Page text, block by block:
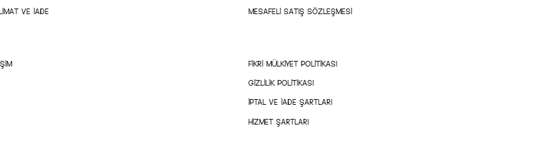
VE İADE MESAFELİ SATIŞ SÖZLEŞMESİ
FİKRİ MÜLKİYET POLİTİKASI
GİZLİLİK POLİTİKASI
İPTAL VE İADE ŞARTLARI
HİZMET ŞARTLARI